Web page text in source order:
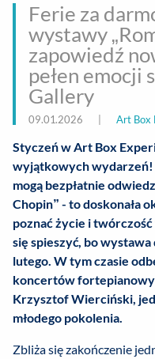
Ferie za
wystawy
zapowiedź
pełen emocji
Gallery
09.01.2026 Art Box
Styczeń w Art Box
wyjątkowych wydarzeń!
mogą bezpłatnie
Chopin” - to doskonała
poznać życie i
się spieszyć, bo
lutego. W tym czasie
koncertów
Krzysztof Wierciński,
młodego pokolenia.
Zbliża się zakończenie